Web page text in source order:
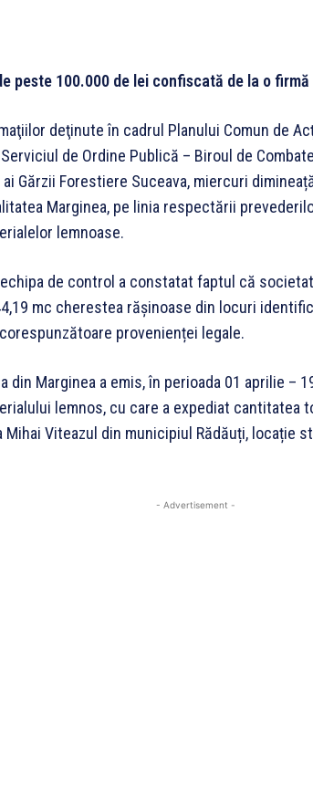
peste 100.000 de lei confiscată de la o
deţinute în cadrul Planului Comun de
de Ordine Publică – Biroul de
Gărzii Forestiere Suceava, miercuri
Marginea, pe linia respectării
lemnoase.
de control a constatat faptul că
mc cherestea rășinoase din locuri
provenienței legale.
din Marginea a emis, în perioada 01 aprilie –
lemnos, cu care a expediat cantitatea
Mihai Viteazul din municipiul Rădăuți, locație
- Advertisement -